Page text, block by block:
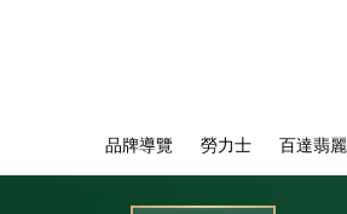
品牌導覽 勞力士 百達翡麗